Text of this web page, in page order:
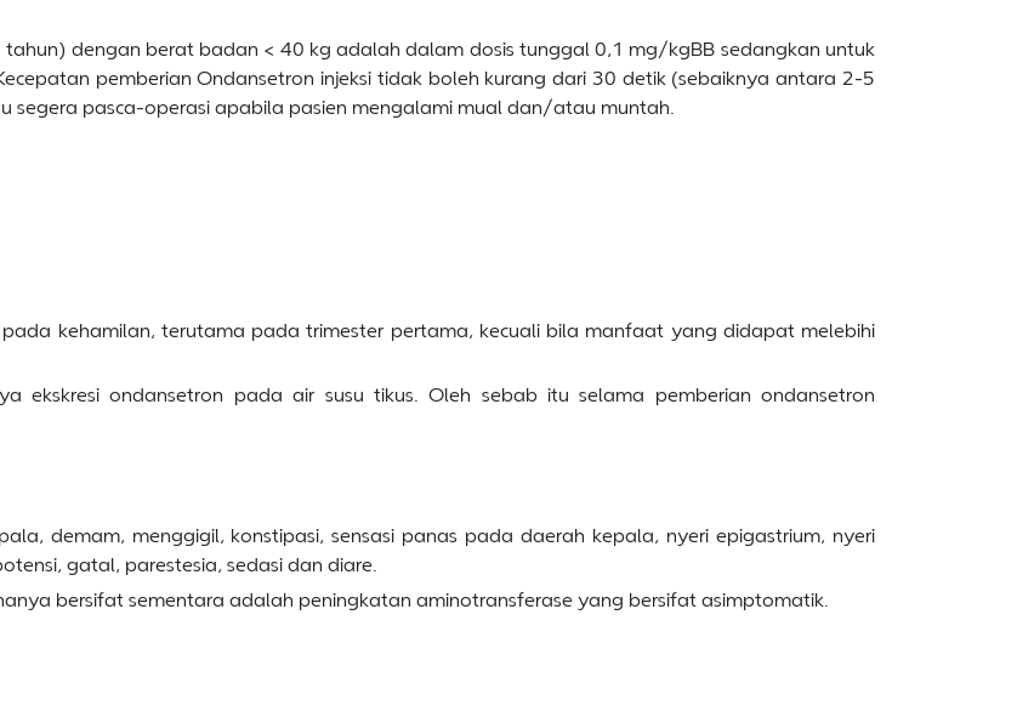
dengan berat badan < 40 kg adalah dalam dosis tunggal 0,1 mg/kgBB sedangkan untuk
pemberian Ondansetron injeksi tidak boleh kurang dari 30 detik (sebaiknya antara 2-5
segera pasca-operasi apabila pasien mengalami mual dan/atau muntah.
kehamilan, terutama pada trimester pertama, kecuali bila manfaat yang didapat melebihi
ekskresi ondansetron pada air susu tikus. Oleh sebab itu selama pemberian ondansetron
demam, menggigil, konstipasi, sensasi panas pada daerah kepala, nyeri epigastrium, nyeri
gatal, parestesia, sedasi dan diare.
bersifat sementara adalah peningkatan aminotransferase yang bersifat asimptomatik.